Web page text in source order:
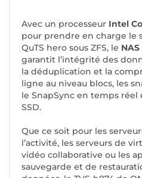
Avec un processeur Intel
pour prendre en charge le
QuTS hero sous ZFS, le
garantit l’intégrité des
la déduplication et la
ligne au niveau blocs, les
le SnapSync en temps réel
SSD.
Que ce soit pour les
l’activité, les serveurs de
vidéo collaborative ou les
sauvegarde et de